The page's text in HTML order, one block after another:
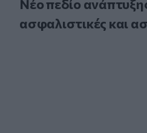
Νέο πεδίο
ασφαλιστικές και